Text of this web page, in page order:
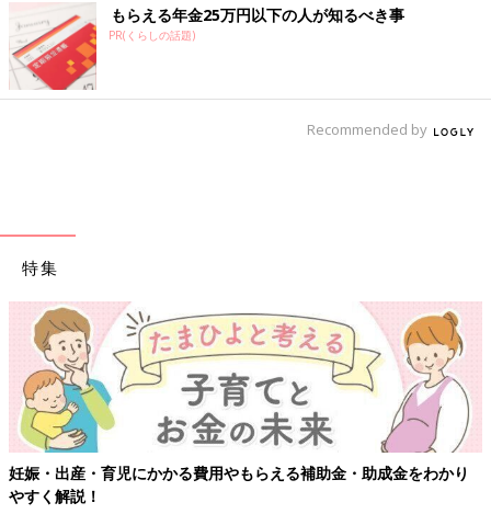
もらえる年金25万円以下の人が知るべき事
PR(くらしの話題)
Recommended by
特集
妊娠・出産・育児にかかる費用やもらえる補助金・助成金をわかり
やすく解説！